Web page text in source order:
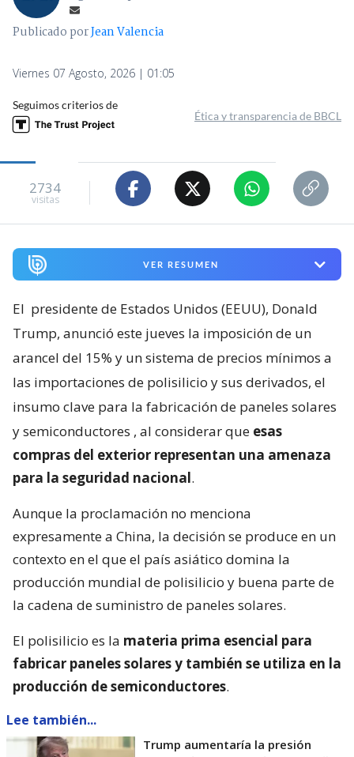
Publicado porJean Valencia
Viernes 07 Agosto, 2026 | 01:05
Seguimos criterios de
Ética y transparencia de BBCL
2734
visitas
VER RESUMEN
El presidente de Estados Unidos (EEUU), Donald
Trump, anunció este jueves la imposición de un
arancel del 15% y un sistema de precios mínimos a
las importaciones de polisilicio y sus derivados, el
insumo clave para la fabricación de paneles solares
y semiconductores , al considerar que esas
compras del exterior representan una amenaza
para la seguridad nacional.
Aunque la proclamación no menciona
expresamente a China, la decisión se produce en un
contexto en el que el país asiático domina la
producción mundial de polisilicio y buena parte de
la cadena de suministro de paneles solares.
El polisilicio es la materia prima esencial para
fabricar paneles solares y también se utiliza en la
producción de semiconductores.
Lee también...
Trump aumentaría la presión